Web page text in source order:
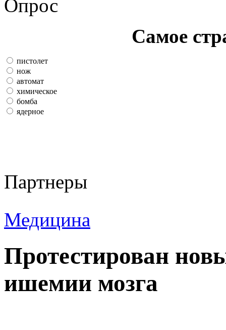
Опрос
Самое
пистолет
нож
автомат
химическое
бомба
ядерное
Партнеры
Медицина
Протестирован
ишемии мозга